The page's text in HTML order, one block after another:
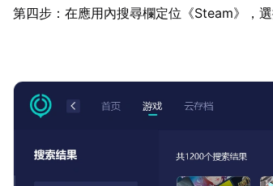
第四步：在應用內搜尋欄定位《Steam》，